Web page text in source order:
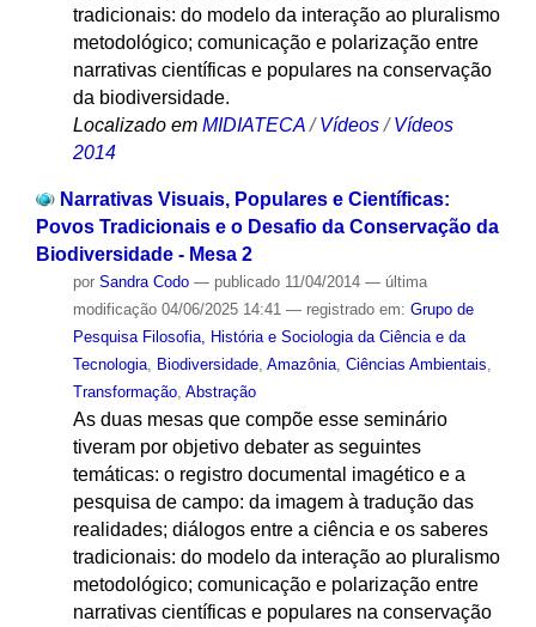
tradicionais: do modelo da interação ao pluralismo
metodológico; comunicação e polarização entre
narrativas científicas e populares na conservação
da biodiversidade.
Localizado em MIDIATECA /Vídeos /Vídeos
2014
Narrativas Visuais, Populares e Científicas:
Povos Tradicionais e o Desafio da Conservação da
Biodiversidade - Mesa 2
por Sandra Codo — publicado11/04/2014 — última
modificação04/06/2025 14:41 — registrado em: Grupo de
Pesquisa Filosofia, História e Sociologia da Ciência e da
Tecnologia, Biodiversidade, Amazônia, Ciências Ambientais
Transformação, Abstração
As duas mesas que compõe esse seminário
tiveram por objetivo debater as seguintes
temáticas: o registro documental imagético e a
pesquisa de campo: da imagem à tradução das
realidades; diálogos entre a ciência e os saberes
tradicionais: do modelo da interação ao pluralismo
metodológico; comunicação e polarização entre
narrativas científicas e populares na conservação